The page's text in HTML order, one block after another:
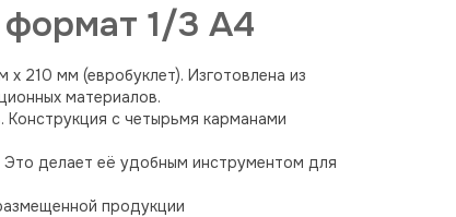
1/3 A4
210 мм (евробуклет). Изготовлена из
материалов.
Конструкция с четырьмя карманами
Это делает её удобным инструментом для
продукции